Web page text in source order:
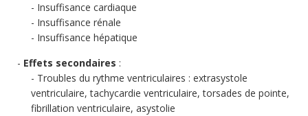
Insuffisance cardiaque
Insuffisance rénale
Insuffisance hépatique
Effets secondaires :
Troubles du rythme ventriculaires : extrasystole
ventriculaire, tachycardie ventriculaire, torsades de pointe,
fibrillation ventriculaire, asystolie